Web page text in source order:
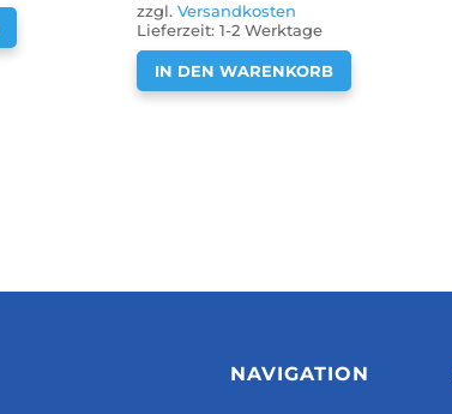
zzgl.Versandkosten
Lieferzeit:1-2 Werktage
IN DEN WARENKORB
NAVIGATION